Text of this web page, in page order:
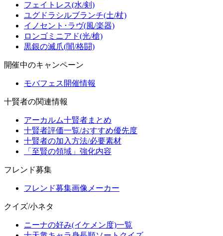
フェイトレス(水/剣)
ユグドラシルブランチ(土/杖)
イノセント･ラヴ(風/楽器)
ロンゴミニアド(光/槍)
黒銀の滅爪(闇/格闘)
開催中のキャンペーン
モバフェス開催情報
十賢者の関連情報
アーカルム十賢者まとめ
十賢者評価一覧/おすすめ優先度
十賢者の加入方法/必要素材
「至賢の領域」強化内容
フレンド募集
フレンド募集画像メーカー
クイズ/小ネタ
ニーナの好み(イケメン度)一覧